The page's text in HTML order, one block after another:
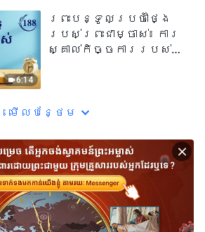
6:14
ព្រះបន្ទូលប្រចាំថ្ងៃ
របស់ព្រះជាម្ចាស់៖ ការ
ស្គាល់កិច្ចការរបស់
មើល​​បន្ថែម​